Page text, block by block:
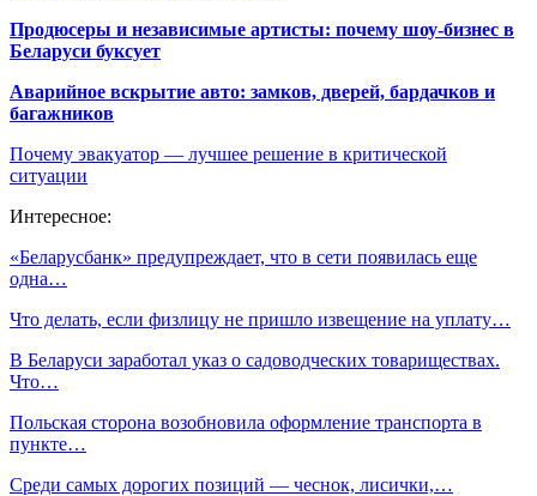
Продюсеры и независимые артисты: почему шоу-бизнес в
Беларуси буксует
Аварийное вскрытие авто: замков, дверей, бардачков и
багажников
Почему эвакуатор — лучшее решение в критической
ситуации
Интересное:
«Беларусбанк» предупреждает, что в сети появилась еще
одна…
Что делать, если физлицу не пришло извещение на уплату…
В Беларуси заработал указ о садоводческих товариществах.
Что…
Польская сторона возобновила оформление транспорта в
пункте…
Среди самых дорогих позиций — чеснок, лисички,…